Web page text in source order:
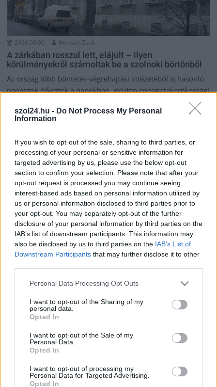
szol24.hu - Do Not Process My Personal
Information
If you wish to opt-out of the sale, sharing to third parties, or
processing of your personal or sensitive information for
targeted advertising by us, please use the below opt-out
section to confirm your selection. Please note that after your
opt-out request is processed you may continue seeing
interest-based ads based on personal information utilized by
us or personal information disclosed to third parties prior to
your opt-out. You may separately opt-out of the further
disclosure of your personal information by third parties on the
IAB’s list of downstream participants. This information may
also be disclosed by us to third parties on the IAB’s List of
Downstream Participants that may further disclose it to other
Please note that this website/app uses one or more Google
not limited to your visit or usage behaviour. You may click to
grant or deny consent to Google and its third-party tags to
use your data for below specified purposes in below Google
consent section.
Personal Data Processing Opt Outs
I want to opt-out of the Sharing of my
personal data.
Opted In
I want to opt-out of the Sale of my
Personal Data.
Opted In
I want to opt-out of processing my
Personal Data for Targeted Advertising.
Opted In
2026.08.06. Horváth Zsolt
A zárkában rosszul lett, elájult – ilyen
körülményekről számoltak be a szolnoki börtönből
Az ország több büntetés-végrehajtási intézetéből is hasonló
panaszok érkeztek a napokban, miután energiatakarékossági
Szolnok
2026.08.06. Horváth Zsolt
A polgármester a szolnoki cégekhez fordult: több
száz elbocsátott dolgozón segítene
Munkalehetőséget kér a térség vállalkozásaitól Szolnok
polgármestere. A tószegi kerékpárgyár bezárása után